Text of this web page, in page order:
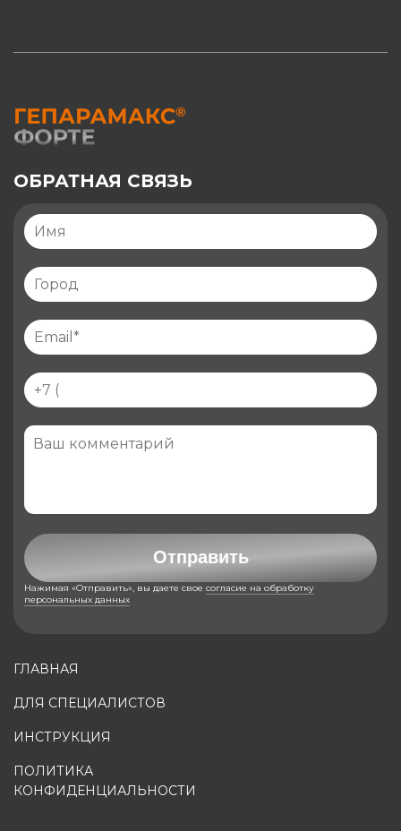
ГЛАВНАЯ
ДЛЯ СПЕЦИАЛИСТОВ
ИНСТРУКЦИЯ
ПОЛИТИКА
КОНФИДЕНЦИАЛЬНОСТИ
ОБРАТНАЯ СВЯЗЬ
Отправить
Нажимая «Отправить», вы даете свое согласие на обработку
персональных данных